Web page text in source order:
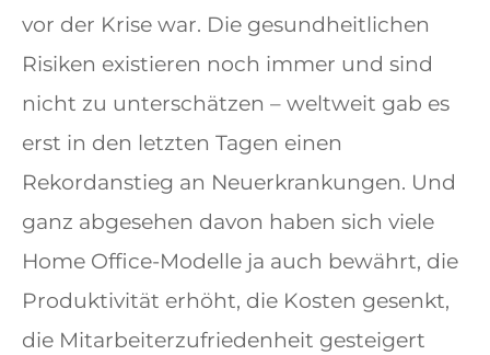
vor der Krise war. Die gesundheitlichen
Risiken existieren noch immer und sind
nicht zu unterschätzen – weltweit gab es
erst in den letzten Tagen einen
Rekordanstieg an Neuerkrankungen. Und
ganz abgesehen davon haben sich viele
Home Office-Modelle ja auch bewährt, die
Produktivität erhöht, die Kosten gesenkt,
die Mitarbeiterzufriedenheit gesteigert